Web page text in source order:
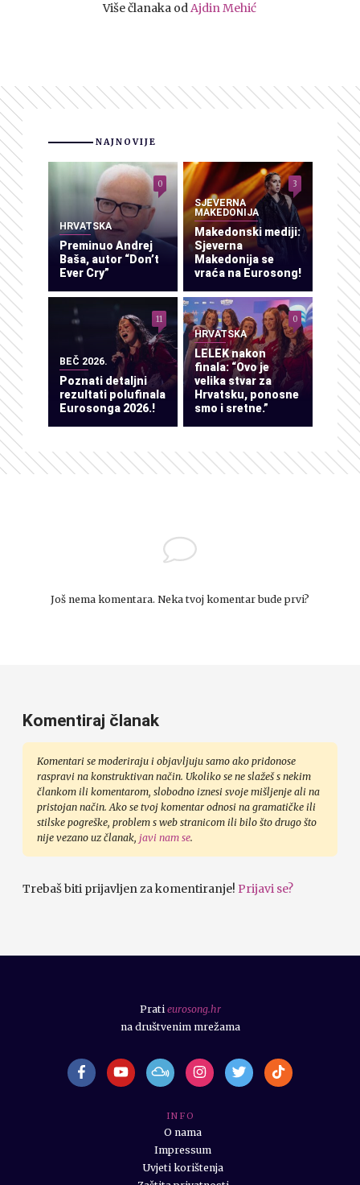
Više članaka odAjdin Mehić
NAJNOVIJE
HRVATSKA
Preminuo Andrej
Baša, autor “Don’t
Ever Cry”
0
SJEVERNA
MAKEDONIJA
Makedonski mediji:
Sjeverna
Makedonija se
vraća na Eurosong!
3
BEČ 2026.
Poznati detaljni
rezultati polufinala
Eurosonga 2026.!
11
HRVATSKA
LELEK nakon
finala: “Ovo je
velika stvar za
Hrvatsku, ponosne
smo i sretne.”
0
Još nema komentara. Neka tvoj komentar bude prvi?
Komentiraj članak
Komentari se moderiraju i objavljuju samo ako pridonose
raspravi na konstruktivan način. Ukoliko se ne slažeš s nekim
člankom ili komentarom, slobodno iznesi svoje mišljenje ali na
pristojan način. Ako se tvoj komentar odnosi na gramatičke ili
stilske pogreške, problem s web stranicom ili bilo što drugo što
nije vezano uz članak, javi nam se.
Trebaš biti prijavljen za komentiranje! Prijavi se?
I N F O
O nama
Impressum
Uvjeti korištenja
Prati eurosong.hr
na društvenim mrežama